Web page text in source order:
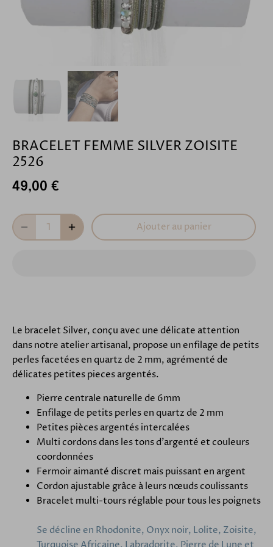
BRACELET FEMME SILVER ZOISITE
2526
49,00 €
Ajouter au panier
Le bracelet Silver, conçu avec une délicate attention
dans notre atelier artisanal, propose un enfilage de petits
perles facetées en quartz de 2 mm, agrémenté de
délicates petites pieces argentés.
Pierre centrale naturelle de 6mm
Enfilage de petits perles en quartz de 2 mm
Petites pièces argentés intercalées
Multi cordons dans les tons d'argenté et couleurs
coordonnées
Fermoir aimanté discret mais puissant en argent
Cordon ajustable grâce à leurs nœuds coulissants
Bracelet multi-tours réglable pour tous les poignets
Se décline en Rhodonite, Onyx noir, Lolite, Zoisite,